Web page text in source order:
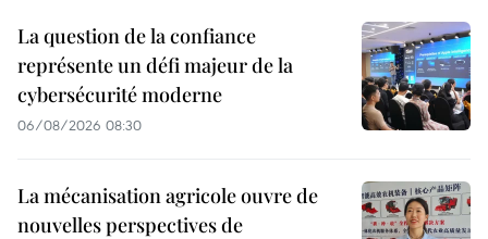
La question de la confiance
représente un défi majeur de la
cybersécurité moderne
06/08/2026 08:30
La mécanisation agricole ouvre de
nouvelles perspectives de